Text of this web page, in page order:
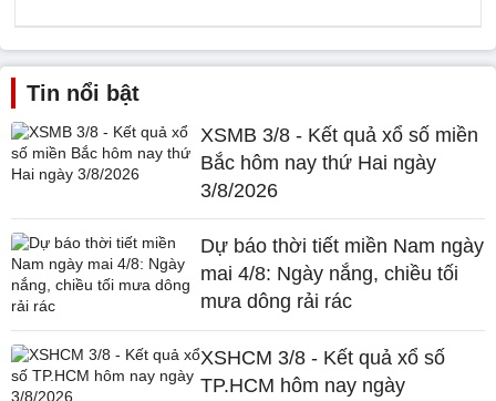
Tin nổi bật
XSMB 3/8 - Kết quả xổ số miền
Bắc hôm nay thứ Hai ngày
3/8/2026
Dự báo thời tiết miền Nam ngày
mai 4/8: Ngày nắng, chiều tối
mưa dông rải rác
XSHCM 3/8 - Kết quả xổ số
TP.HCM hôm nay ngày